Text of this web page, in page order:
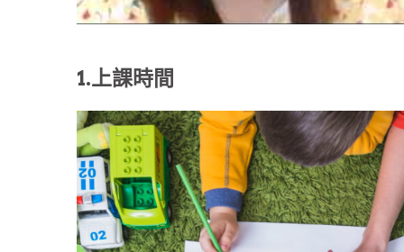
1.上課時間